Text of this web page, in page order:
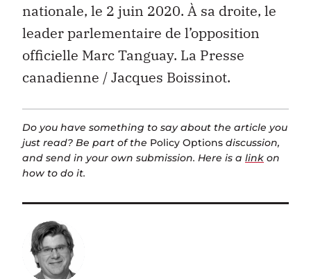
nationale, le 2 juin 2020. À sa droite, le
leader parlementaire de l’opposition
officielle Marc Tanguay. La Presse
canadienne / Jacques Boissinot.
Do you have something to say about the article you
just read? Be part of the Policy Options discussion,
and send in your own submission. Here is a link on
how to do it.